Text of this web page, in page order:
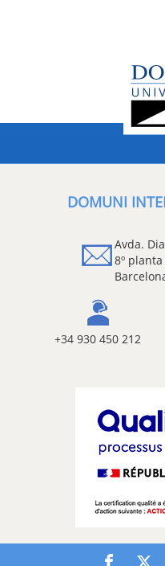
DOMUNI
Avda.
8º planta
+34 930 450 212